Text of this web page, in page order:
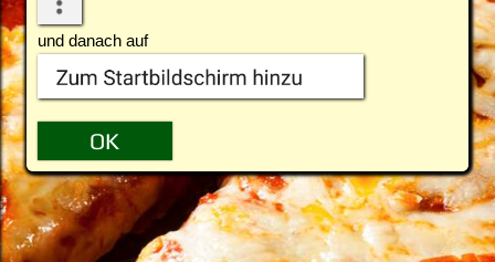
und danach auf